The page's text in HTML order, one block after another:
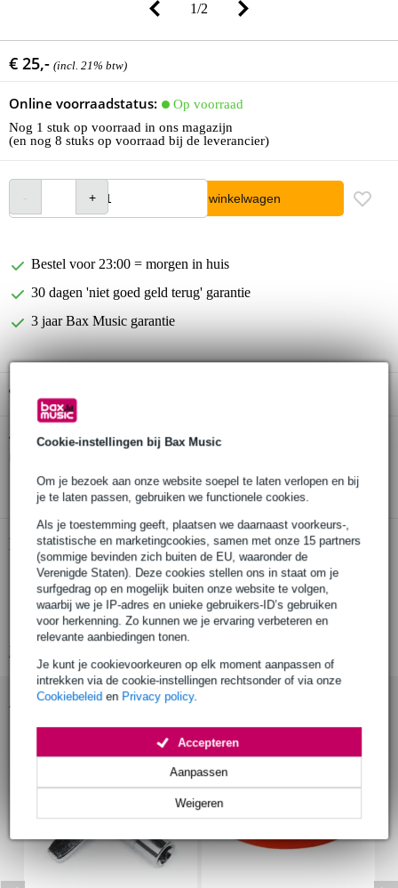
Cookie-instellingen bij Bax Music
Om je bezoek aan onze website soepel te laten verlopen en bij
je te laten passen, gebruiken we functionele cookies.
Als je toestemming geeft, plaatsen we daarnaast voorkeurs-,
statistische en marketingcookies, samen met onze 15 partners
(sommige bevinden zich buiten de EU, waaronder de
Verenigde Staten). Deze cookies stellen ons in staat om je
surfgedrag op en mogelijk buiten onze website te volgen,
waarbij we je IP-adres en unieke gebruikers-ID’s gebruiken
voor herkenning. Zo kunnen we je ervaring verbeteren en
relevante aanbiedingen tonen.
Je kunt je cookievoorkeuren op elk moment aanpassen of
intrekken via de cookie-instellingen rechtsonder of via onze
Cookiebeleid en Privacy policy.
Weigeren
Aanpassen
Accepteren
1/2
€ 25,- (incl. 21% btw)
Online voorraadstatus:
Op voorraad
Nog 1 stuk op voorraad in ons magazijn
(en nog 8 stuks op voorraad bij de leverancier)
In winkelwagen
Bestel voor 23:00 = morgen in huis
30 dagen 'niet goed geld terug' garantie
3 jaar Bax Music garantie
Twijfel je of deZildjian 7AWA 7A Anti-Vibe drumstokken
Start de check
Productinformatie
7AWA drumstokken
Lengte: 15,5 inch / 39.37 cm
Diameter: 0.525 inch / 1,33 cm
Accessoires (9)